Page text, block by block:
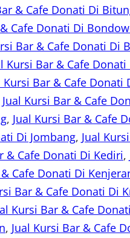
& Cafe Donati Di
Cafe Donati Di
Bar & Cafe Donati Di
Kursi Bar & Cafe
Kursi Bar & Cafe Donati
Jual Kursi Bar & Cafe
, Jual Kursi Bar & Cafe
Di Jombang, Jual
& Cafe Donati Di Kediri,
Cafe Donati Di
Bar & Cafe Donati Di
Kursi Bar & Cafe
, Jual Kursi Bar & Cafe